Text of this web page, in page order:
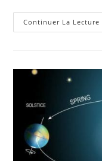
Continuer La Lecture